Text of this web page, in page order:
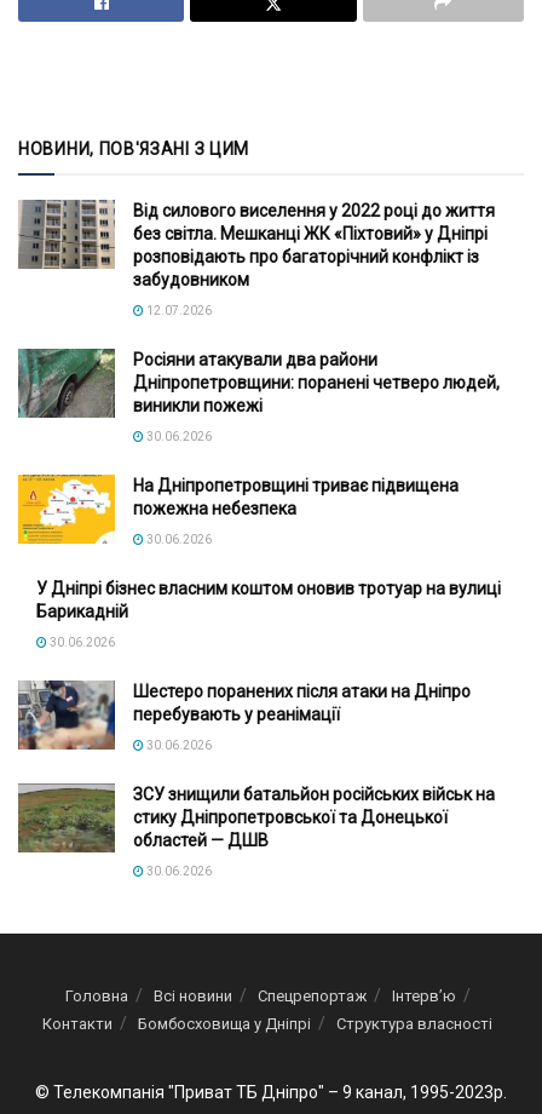
НОВИНИ, ПОВ'ЯЗАНІ З ЦИМ
Від силового виселення у 2022 році до життя
без світла. Мешканці ЖК «Піхтовий» у Дніпрі
розповідають про багаторічний конфлікт із
забудовником
12.07.2026
Росіяни атакували два райони
Дніпропетровщини: поранені четверо людей,
виникли пожежі
30.06.2026
На Дніпропетровщині триває підвищена
пожежна небезпека
30.06.2026
У Дніпрі бізнес власним коштом оновив тротуар на вулиці
Барикадній
30.06.2026
Шестеро поранених після атаки на Дніпро
перебувають у реанімації
30.06.2026
ЗСУ знищили батальйон російських військ на
стику Дніпропетровської та Донецької
областей — ДШВ
30.06.2026
Головна Всі новини Спецрепортаж
Інтерв’ю
Контакти
Бомбосховища у Дніпрі Структура власності
© Телекомпанія "Приват ТБ Дніпро" – 9 канал, 1995-2023р.